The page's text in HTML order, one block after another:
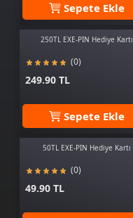
Sepete Ekle
250TL EXE-PIN Hediye Kartı
(0)
249.90 TL
Sepete Ekle
50TL EXE-PIN Hediye Kartı
(0)
49.90 TL